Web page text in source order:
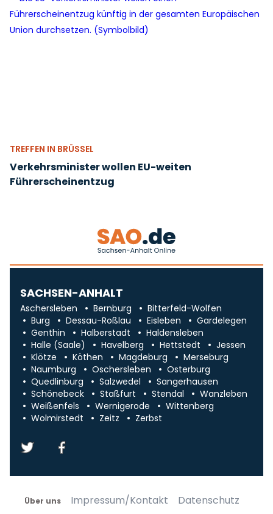
TREFFEN IN BRÜSSEL
Verkehrsminister wollen EU-weiten
Führerscheinentzug
SACHSEN-ANHALT
Aschersleben Bernburg
Bitterfeld-Wolfen
Burg
Dessau-Roßlau Eisleben
Gardelegen
Genthin
Halberstadt
Haldensleben
Halle (Saale)
Havelberg Hettstedt
Jessen
Klötze
Köthen Magdeburg
Merseburg
Naumburg
Oschersleben
Osterburg
Quedlinburg
Salzwedel
Sangerhausen
Schönebeck
Staßfurt Stendal
Wanzleben
Weißenfels
Wernigerode
Wittenberg
Wolmirstedt
Zeitz Zerbst
Über uns Impressum/Kontakt Datenschutz